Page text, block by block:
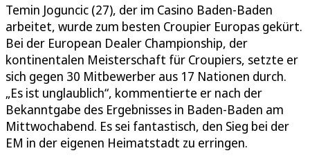
Temin Joguncic (27), der im Casino Baden-Baden
arbeitet, wurde zum besten Croupier Europas gekürt.
Bei der European Dealer Championship, der
kontinentalen Meisterschaft für Croupiers, setzte er
sich gegen 30 Mitbewerber aus 17 Nationen durch.
„Es ist unglaublich“, kommentierte er nach der
Bekanntgabe des Ergebnisses in Baden-Baden am
Mittwochabend. Es sei fantastisch, den Sieg bei der
EM in der eigenen Heimatstadt zu erringen.